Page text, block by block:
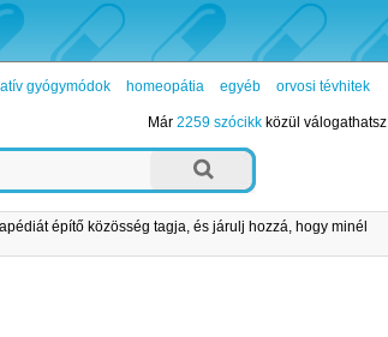
gyógymódok homeopátia egyéb
orvosi tévhitek
Már 2259 szócikkközül válogathatsz.
építő közösség tagja, és járulj hozzá, hogy minél